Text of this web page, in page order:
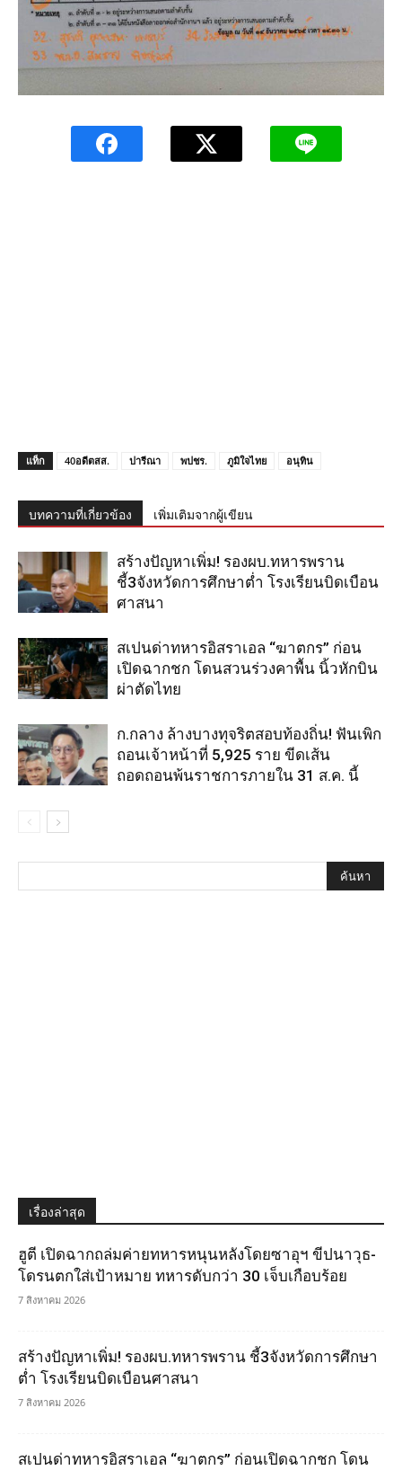
แท็ก 40อดีตสส. ปารีณา พปชร. ภูมิใจไทย อนุทิน
บทความที่เกี่ยวข้อง เพิ่มเติมจากผู้เขียน
สร้างปัญหาเพิ่ม! รองผบ.ทหารพราน
ชี้3จังหวัดการศึกษาต่ำ โรงเรียนบิดเบือน
ศาสนา
สเปนด่าทหารอิสราเอล “ฆาตกร” ก่อน
เปิดฉากชก โดนสวนร่วงคาพื้น นิ้วหักบิน
ผ่าตัดไทย
ก.กลาง ล้างบางทุจริตสอบท้องถิ่น! ฟันเพิก
ถอนเจ้าหน้าที่ 5,925 ราย ขีดเส้น
ถอดถอนพ้นราชการภายใน 31 ส.ค. นี้
เรื่องล่าสุด
ฮูตี เปิดฉากถล่มค่ายทหารหนุนหลังโดยซาอุฯ ขีปนาวุธ-
โดรนตกใส่เป้าหมาย ทหารดับกว่า 30 เจ็บเกือบร้อย
7 สิงหาคม 2026
สร้างปัญหาเพิ่ม! รองผบ.ทหารพราน ชี้3จังหวัดการศึกษา
ต่ำ โรงเรียนบิดเบือนศาสนา
7 สิงหาคม 2026
สเปนด่าทหารอิสราเอล “ฆาตกร” ก่อนเปิดฉากชก โดน